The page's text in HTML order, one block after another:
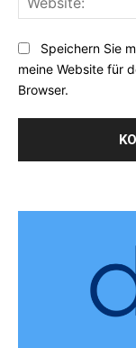
Speichern Sie
meine Website für
Browser.